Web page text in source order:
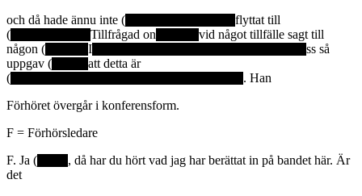
och då hade ännu inte (
flyttat till
(
Tillfrågad on
vid något tillfälle sagt till
någon (
I
ss så
uppgav (
att detta är
(
. Han
Förhöret övergår i konferensform.
F = Förhörsledare
F. Ja (
, då har du hört vad jag har berättat in på bandet här. Är
det